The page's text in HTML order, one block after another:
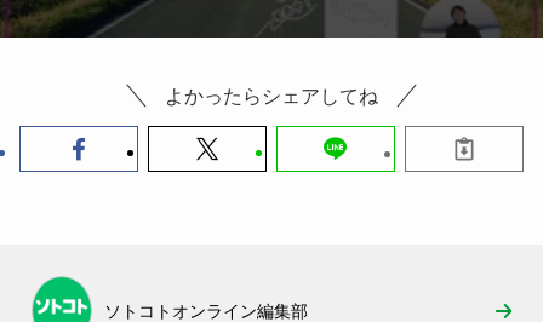
よかったらシェアしてね
ソトコトオンライン編集部